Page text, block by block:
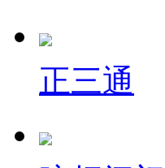
正三通